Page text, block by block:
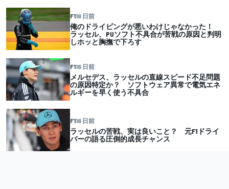
F116 日前
俺のドライビングが悪いわけじゃなかった！
ラッセル、PUソフト不具合が苦戦の原因と判明
しホッと胸撫で下ろす
F116 日前
メルセデス、ラッセルの直線スピード不足問題
の原因特定か？ ソフトウェア異常で電気エネ
ルギーを早く使う不具合
F116 日前
ラッセルの苦戦、実は良いこと？ 元F1ドライ
バーの語る圧倒的成長チャンス